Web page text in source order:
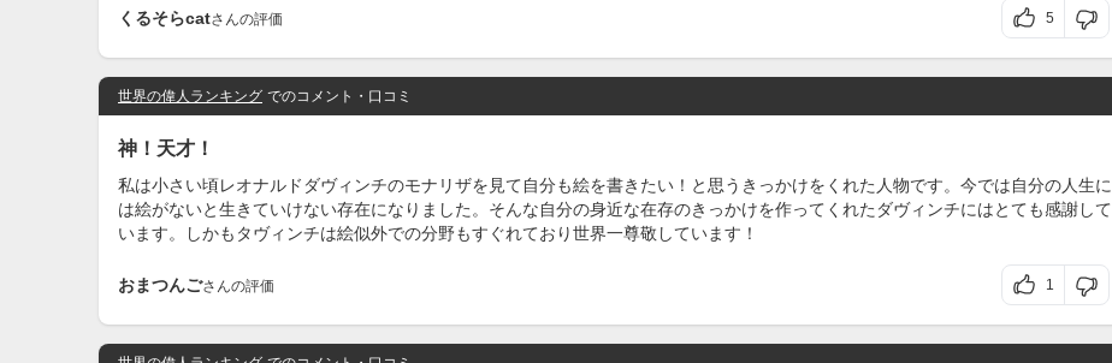
くるそらcatさんの評価 5
世界の偉人ランキング でのコメント・口コミ
神！天才！
私は小さい頃レオナルドダヴィンチのモナリザを見て自分も絵を書きたい！と思うきっかけをくれた人物です。今では自分の人生に
は絵がないと生きていけない存在になりました。そんな自分の身近な在存のきっかけを作ってくれたダヴィンチにはとても感謝して
います。しかもタヴィンチは絵似外での分野もすぐれており世界一尊敬しています！
おまつんごさんの評価 1